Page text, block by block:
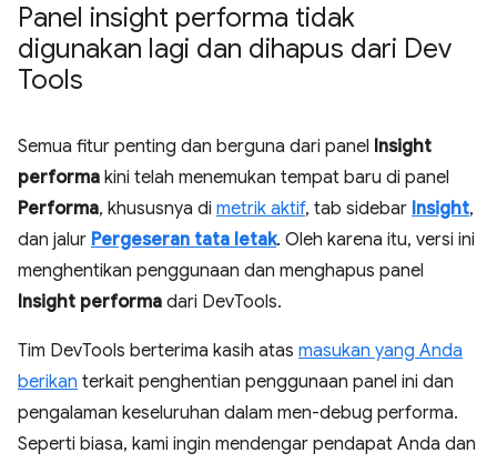
Panel insight performa tidak
digunakan lagi dan dihapus dari Dev
Tools
Semua fitur penting dan berguna dari panel Insight
performa kini telah menemukan tempat baru di panel
Performa, khususnya di metrik aktif, tab sidebar Insight,
dan jalur Pergeseran tata letak. Oleh karena itu, versi ini
menghentikan penggunaan dan menghapus panel
Insight performa dari DevTools.
Tim DevTools berterima kasih atas masukan yang Anda
berikan terkait penghentian penggunaan panel ini dan
pengalaman keseluruhan dalam men-debug performa.
Seperti biasa, kami ingin mendengar pendapat Anda dan